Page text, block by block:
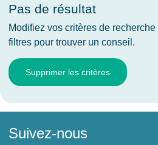
Pas de résultat
Modifiez vos critères de
filtres pour trouver un conseil.
Supprimer les critères
Suivez-nous